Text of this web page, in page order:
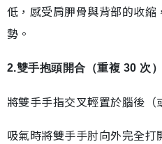
低，感受肩胛骨與背部的收
勢。
2.雙手抱頭開合（重複 30 次）
將雙手手指交叉輕置於腦後（
吸氣時將雙手手肘向外完全